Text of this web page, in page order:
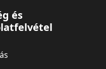
és